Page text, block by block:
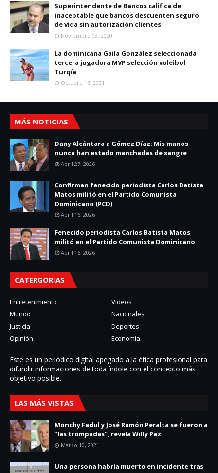
Superintendente de Bancos califica de
inaceptable que bancos descuenten seguro
de vida sin autorización clientes
Noviembre 03, 2020
La dominicana Gaila González seleccionada
tercera jugadora MVP selección voleibol
Turqía
Octubre 16, 2021
MÁS NOTICIAS
Dany Alcántara a Gómez Díaz: Mis manos
nunca han estado manchadas de sangre
April 27, 2026
Confirman fenecido periodista Carlos Batista
Matos militó en el Partido Comunista
Dominicano (PCD)
April 16, 2026
Fenecido periodista Carlos Batista Matos
militó en el Partido Comunista Dominicano
April 16, 2026
CATERGORIAS
Entretenimiento
Videos
Mundo
Nacionales
Justicia
Deportes
Opinión
Economía
Este es un periódico digital apegado a la ética profesional para
difundir informaciones de toda í­ndole con el concepto más
objetivo posible.
LAS MÁS VISTAS
Monchy Fadul y José Ramón Peralta se fueron a
"las trompadas", revela Willy Paz
Marzo 10, 2021
Una persona habría muerto en incidente tras